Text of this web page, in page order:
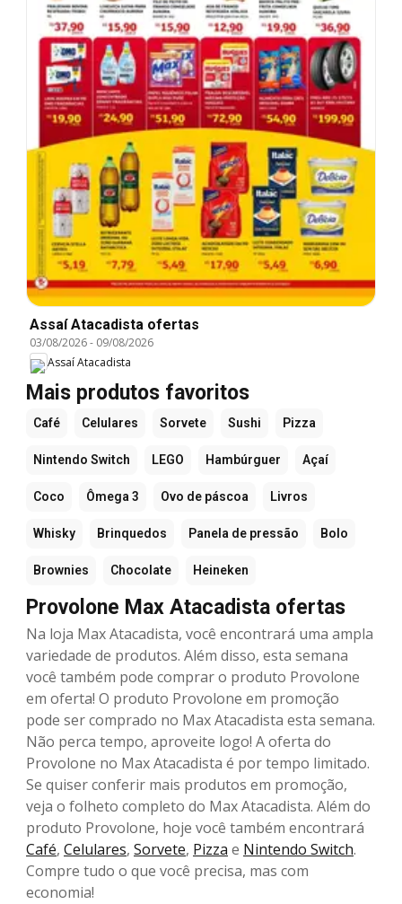
Assaí Atacadista ofertas
03/08/2026- 09/08/2026
Assaí Atacadista
Mais produtos favoritos
Café Celulares Sorvete Sushi Pizza
Nintendo Switch LEGO Hambúrguer Açaí
Coco Ômega 3 Ovo de páscoa Livros
Whisky Brinquedos Panela de pressão Bolo
Brownies Chocolate Heineken
Provolone Max Atacadista ofertas
Na loja Max Atacadista, você encontrará uma ampla
variedade de produtos. Além disso, esta semana
você também pode comprar o produto Provolone
em oferta! O produto Provolone em promoção
pode ser comprado no Max Atacadista esta semana.
Não perca tempo, aproveite logo! A oferta do
Provolone no Max Atacadista é por tempo limitado.
Se quiser conferir mais produtos em promoção,
veja o folheto completo do Max Atacadista. Além do
produto Provolone, hoje você também encontrará
Café, Celulares, Sorvete, Pizza e Nintendo Switch.
Compre tudo o que você precisa, mas com
economia!